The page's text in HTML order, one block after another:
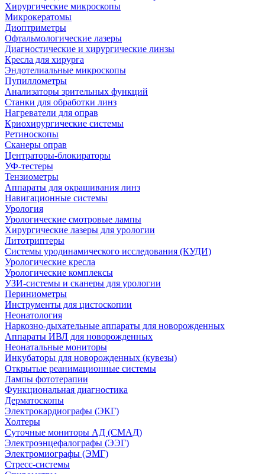
Хирургические микроскопы
Микрокератомы
Диоптриметры
Офтальмологические лазеры
Диагностические и хирургические линзы
Кресла для хирурга
Эндотелиальные микроскопы
Пупиллометры
Анализаторы зрительных функций
Станки для обработки линз
Нагреватели для оправ
Криохирургические системы
Ретиноскопы
Сканеры оправ
Центраторы-блокираторы
УФ-тестеры
Тензиометры
Аппараты для окрашивания линз
Навигационные системы
Урология
Урологические смотровые лампы
Хирургические лазеры для урологии
Литотриптеры
Системы уродинамического исследования (КУДИ)
Урологические кресла
Урологические комплексы
УЗИ-системы и сканеры для урологии
Периниометры
Инструменты для цистоскопии
Неонатология
Наркозно-дыхательные аппараты для новорожденных
Аппараты ИВЛ для новорожденных
Неонатальные мониторы
Инкубаторы для новорожденных (кувезы)
Открытые реанимационные системы
Лампы фототерапии
Функциональная диагностика
Дерматоскопы
Электрокардиографы (ЭКГ)
Холтеры
Суточные мониторы АД (СМАД)
Электроэнцефалографы (ЭЭГ)
Электромиографы (ЭМГ)
Стресс-системы